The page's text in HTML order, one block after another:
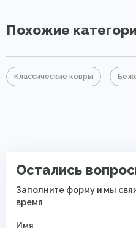
Похожие
Классические ковры
Остались
Заполните форму и мы
время
Имя